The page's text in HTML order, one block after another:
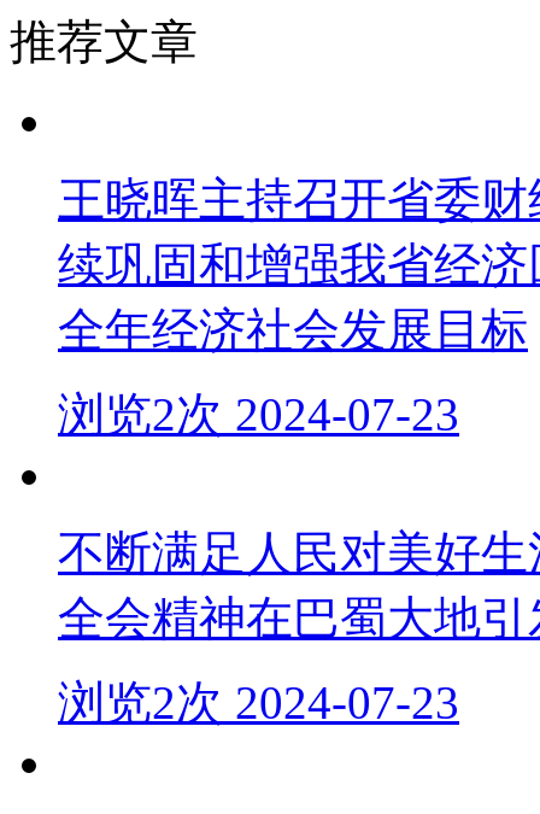
推荐文章
王晓晖主持召开省委
续巩固和增强我省经
全年经济社会发展目标
浏览2次 2024-07-23
不断满足人民对美好
全会精神在巴蜀大地
浏览2次 2024-07-23